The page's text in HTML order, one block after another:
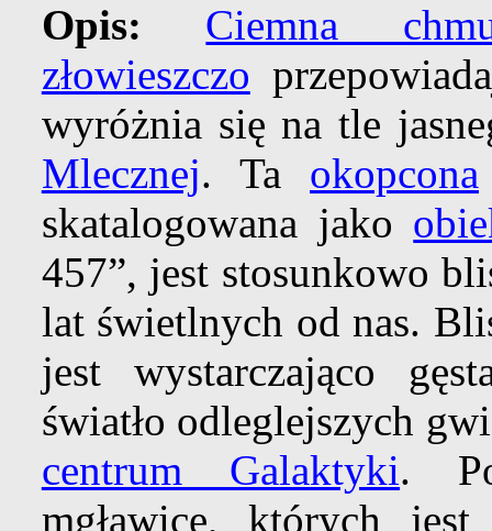
Opis:
Ciemna
złowieszczo
wyróżnia się na tle
Mlecznej. Ta okopcona
skatalogowana jako
457”, jest stosunkowo
lat świetlnych od nas.
jest wystarczająco
światło odleglejszych
centrum Galaktyki.
mgławice, których